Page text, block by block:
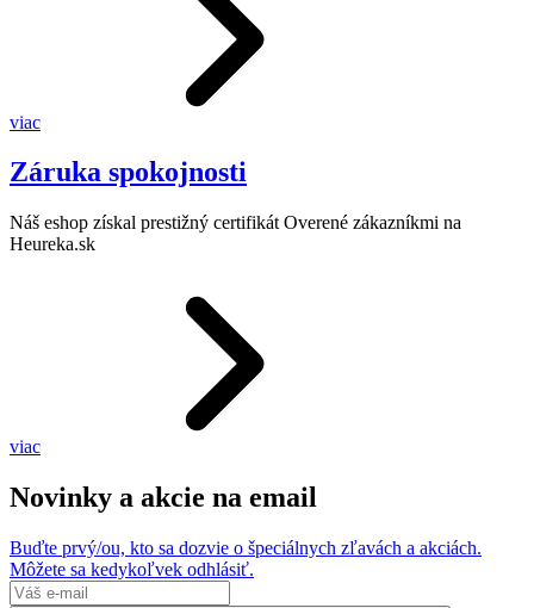
viac
Záruka spokojnosti
Náš eshop získal prestižný certifikát Overené zákazníkmi na
Heureka.sk
viac
Novinky a akcie na email
Buďte prvý/ou, kto sa dozvie o špeciálnych zľavách a akciách.
Môžete sa kedykoľvek odhlásiť.